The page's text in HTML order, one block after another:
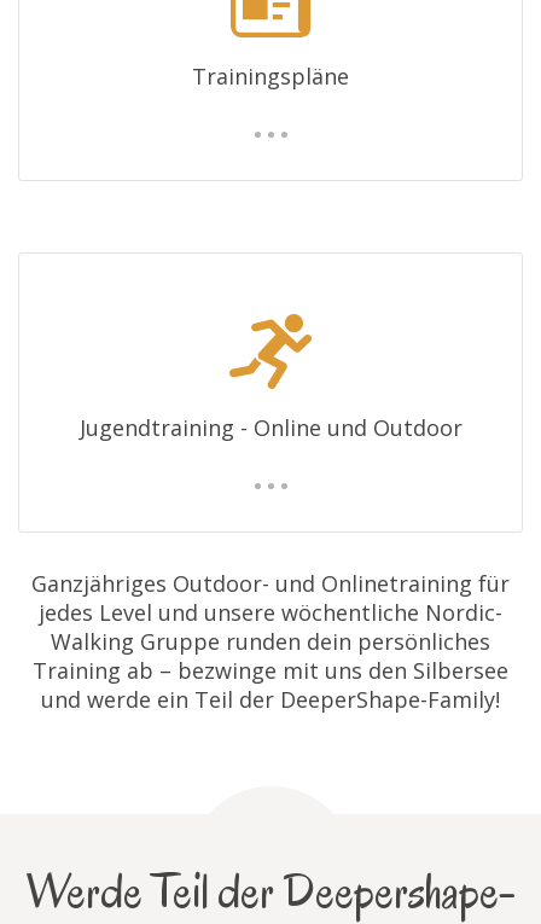
Trainingspläne
Jugendtraining - Online und Outdoor
Ganzjähriges Outdoor- und Onlinetraining für
jedes Level und unsere wöchentliche Nordic-
Walking Gruppe runden dein persönliches
Training ab – bezwinge mit uns den Silbersee
und werde ein Teil der DeeperShape-Family!
Werde Teil der Deepershape-